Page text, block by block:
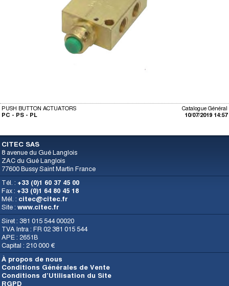
Catalogue Général
10/07/2019 14:57
PUSH BUTTON ACTUATORS
PC - PS - PL
CITEC SAS
8 avenue du Gué Langlois
ZAC du Gué Langlois
77600 Bussy Saint Martin France
Tél. : +33 (0)1 60 37 45 00
Fax : +33 (0)1 64 80 45 18
Mél. : citec@citec.fr
Site : www.citec.fr
Siret : 381 015 544 00020
TVA Intra : FR 02 381 015 544
APE : 2651B
Capital : 210 000 €
À propos de nous
Conditions Générales de Vente
Conditions d’Utilisation du Site
RGPD